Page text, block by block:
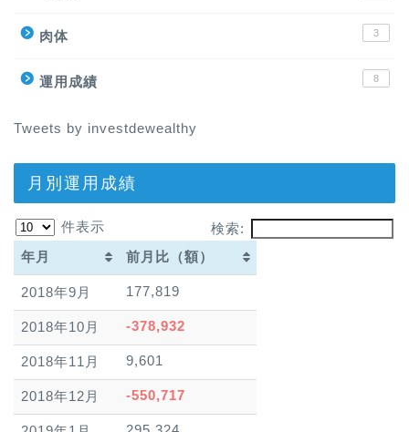
肉体 3
運用成績 8
Tweets by investdewealthy
月別運用成績
件表示
検索:
年月
前月比（額）
年月
前月比（額）
2018年9月 177,819
2018年10月 -378,932
2018年11月 9,601
2018年12月 -550,717